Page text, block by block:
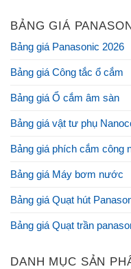
BẢNG GIÁ
Bảng giá Panasonic 2026
Bảng giá Công tắc ổ cắm
Bảng giá Ổ cắm âm sàn
Bảng giá vật tư phụ
Bảng giá phích cắm công
Bảng giá Máy bơm nước
Bảng giá Quạt hút
Bảng giá Quạt trần
DANH MỤC SẢN